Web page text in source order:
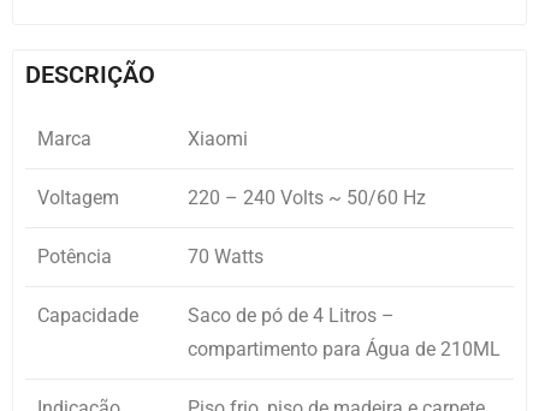
DESCRIÇÃO
Marca Xiaomi
Voltagem 220 – 240 Volts ~ 50/60 Hz
Potência 70 Watts
Capacidade
Saco de pó de 4 Litros –
compartimento para Água de 210ML